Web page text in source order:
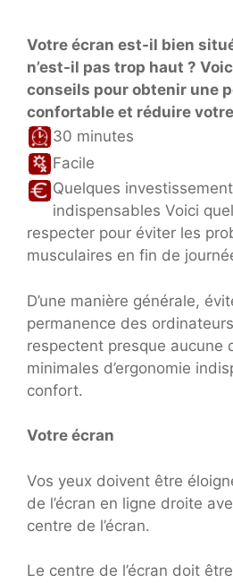
Votre écran est-il bien
n’est-il pas trop haut ?
conseils pour obtenir une
confortable et réduire
30 minutes
Facile
Quelques
indispensables Voici
respecter pour éviter les
musculaires en fin de
D’une manière générale,
permanence des
respectent presque aucune
minimales d’ergonomie
confort.
Votre écran
Vos yeux doivent être
de l’écran en ligne droite
centre de l’écran.
Le centre de l’écran doit